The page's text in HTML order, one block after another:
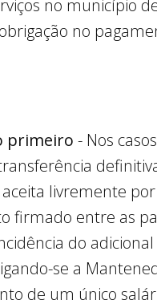
no município
no
primeiro - Nos
aceita livremente
firmado entre as
do
se a
de um único